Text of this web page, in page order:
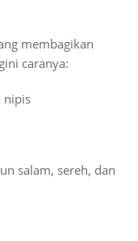
membagikan
caranya:
nipis
salam, sereh, dan